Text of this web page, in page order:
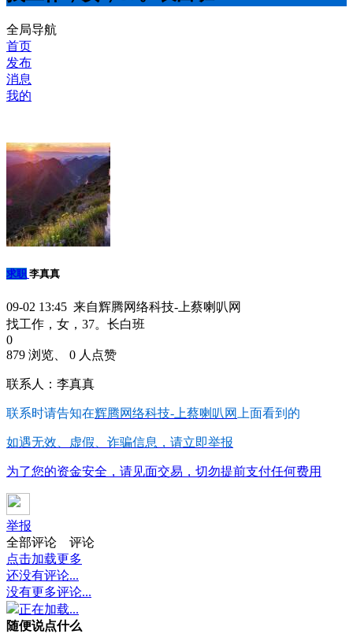
全局导航
首页
发布
消息
我的
求职 李真真
09-02 13:45 来自辉腾网络科技-上蔡喇叭网
找工作，女，37。长白班
0
879 浏览、 0 人点赞
联系人：李真真
联系时请告知在辉腾网络科技-上蔡喇叭网 上面看到的
如遇无效、虚假、诈骗信息，请立即举报
为了您的资金安全，请见面交易，切勿提前支付任何费用
举报
全部评论
评论
点击加载更多
还没有评论...
没有更多评论...
正在加载...
随便说点什么